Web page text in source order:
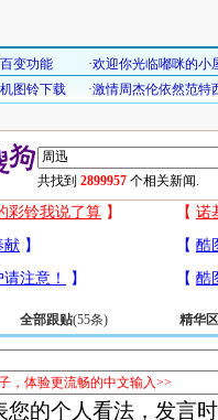
共找到 2899957 个相关新闻.
全部跟贴(55条) 精华区
，体验更流畅的中文输入>>